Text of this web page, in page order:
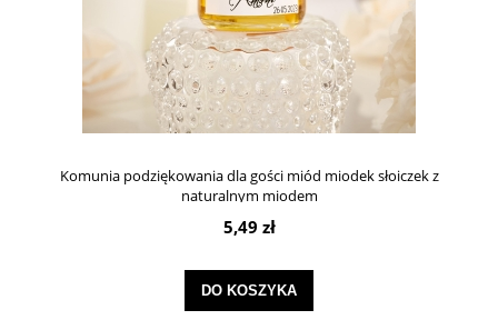
Komunia podziękowania dla gości miód miodek słoiczek z
naturalnym miodem
5,49 zł
DO KOSZYKA